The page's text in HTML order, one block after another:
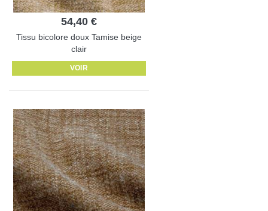
54,40 €
Tissu bicolore doux Tamise beige
clair
VOIR